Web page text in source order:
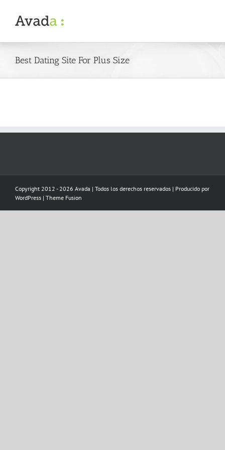
content
Best Dating Site For Plus Size
Copyright 2012 - 2026 Avada | Todos los derechos reservados | Producido por
WordPress | Theme Fusion